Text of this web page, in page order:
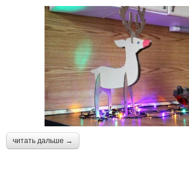
читать дальше →